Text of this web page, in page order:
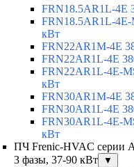
FRN18.5AR1L-4E
FRN18.5AR1L-4E-
кВт
FRN22AR1M-4E
FRN22AR1L-4E
FRN22AR1L-4E-
кВт
FRN30AR1M-4E
FRN30AR1L-4E
FRN30AR1L-4E-
кВт
ПЧ Frenic-HVAC серии
3 фазы, 37-90 кВт
▼